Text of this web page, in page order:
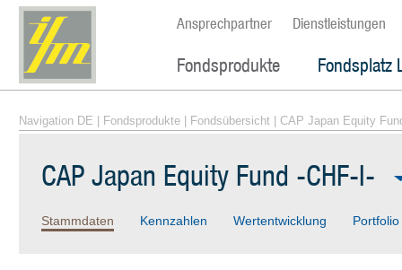
Ansprechpartner Dienstleistungen
Fondsprodukte Fondsplatz
Navigation DE Fondsprodukte Fondsübersicht | CAP Japan Equity
CAP Japan Equity Fund -CHF-I-
Stammdaten Kennzahlen Wertentwicklung Portfolio